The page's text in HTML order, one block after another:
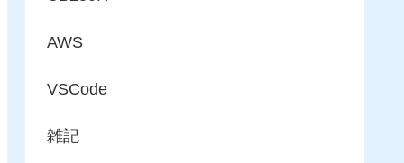
AWS
VSCode
雑記